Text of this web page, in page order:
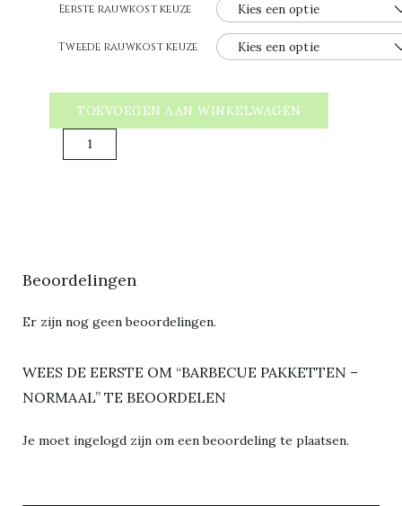
Eerste rauwkost keuze
Tweede rauwkost keuze
TOEVOEGEN AAN WINKELWAGEN
Barbecue
pakketten
Beoordelingen
Er zijn nog geen beoordelingen.
WEES DE EERSTE OM “BARBECUE PAKKETTEN –
NORMAAL” TE BEOORDELEN
Je moet ingelogd zijn om een beoordeling te plaatsen.